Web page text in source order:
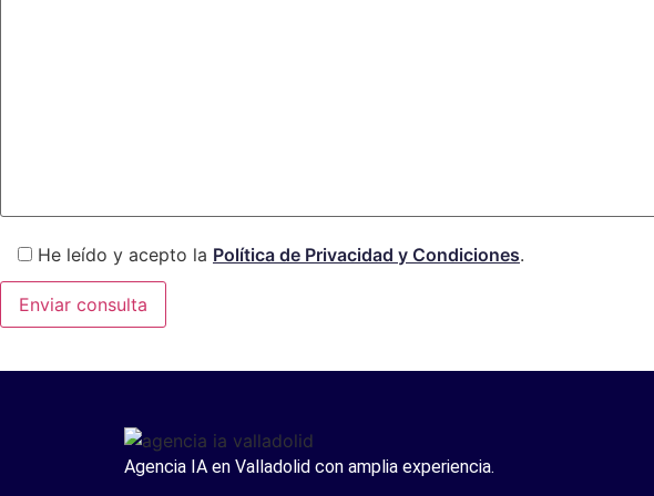
He leído y acepto la Política de Privacidad y Condiciones.
Agencia IA en Valladolid con amplia experiencia.